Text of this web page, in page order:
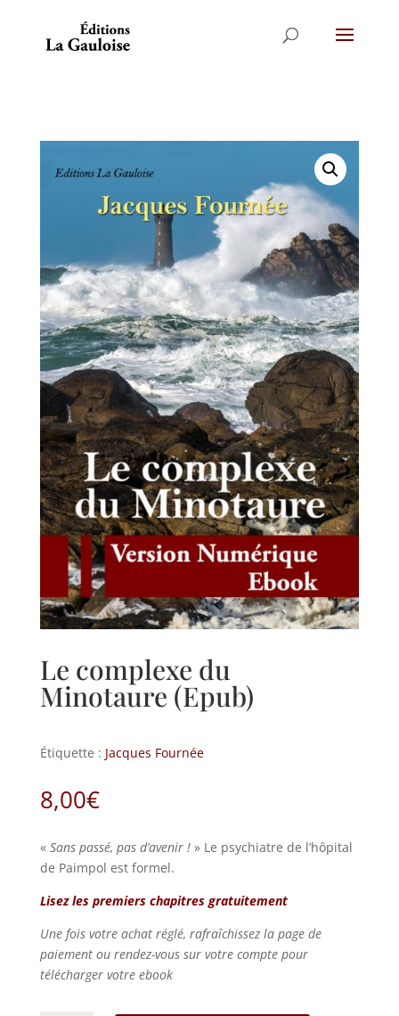
Le complexe du
Minotaure (Epub)
Étiquette : Jacques Fournée
8,00€
«Sans passé, pas d’avenir !» Le psychiatre de l’hôpital
de Paimpol est formel.
Lisez les premiers chapitres gratuitement
Une fois votre achat réglé, rafraîchissez la page de
paiement ou rendez-vous sur votre compte pour
télécharger votre ebook